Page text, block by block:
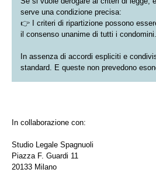
serve una condizione precisa:
👉 I criteri di ripartizione possono
il consenso unanime di tutti i condomini.
In assenza di accordi espliciti e
standard. E queste non prevedono
In collaborazione con:
Studio Legale Spagnuoli
Piazza F. Guardi 11
20133 Milano